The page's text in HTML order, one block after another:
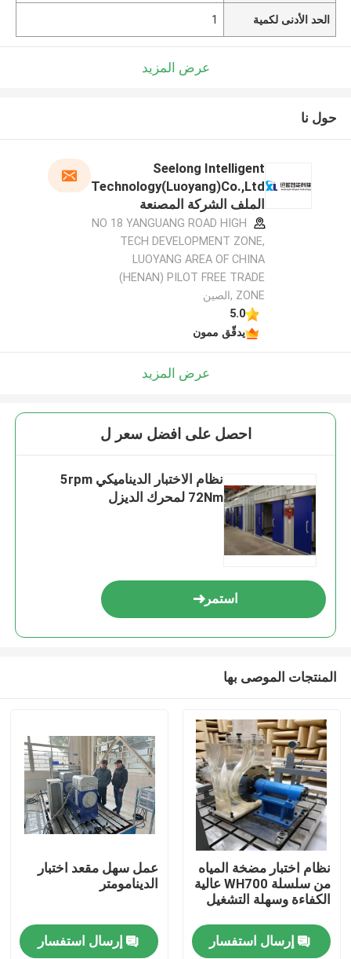
المنزل
المنتجات
حولنا
الحد الأدنى لكمية 1
عرض المزيد
حول نا
Seelong Intelligent
Technology(Luoyang)Co.,Ltd
الملف الشركة المصنعة
NO 18 YANGUANG ROAD HIGH
TECH DEVELOPMENT ZONE,
LUOYANG AREA OF CHINA
(HENAN) PILOT FREE TRADE
ZONE ,الصين
5.0
يدقّق ممون
عرض المزيد
احصل على افضل سعر ل
نظام الاختبار الديناميكي 5rpm
72Nm لمحرك الديزل
استمر
المنتجات الموصى بها
نظام اختبار مضخة المياه
من سلسلة WH700 عالية
الكفاءة وسهلة التشغيل
إرسال استفسار
عمل سهل مقعد اختبار
الدينامومتر
إرسال استفسار